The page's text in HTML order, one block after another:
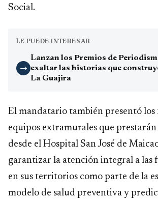
Social.
LE PUEDE INTERESAR
→
Lanzan los Premios de
exaltar las historias que
La Guajira
El mandatario también presentó los
equipos extramurales que
desde el Hospital San José de
garantizar la atención integral a las
en sus territorios como parte de la
modelo de salud preventiva y